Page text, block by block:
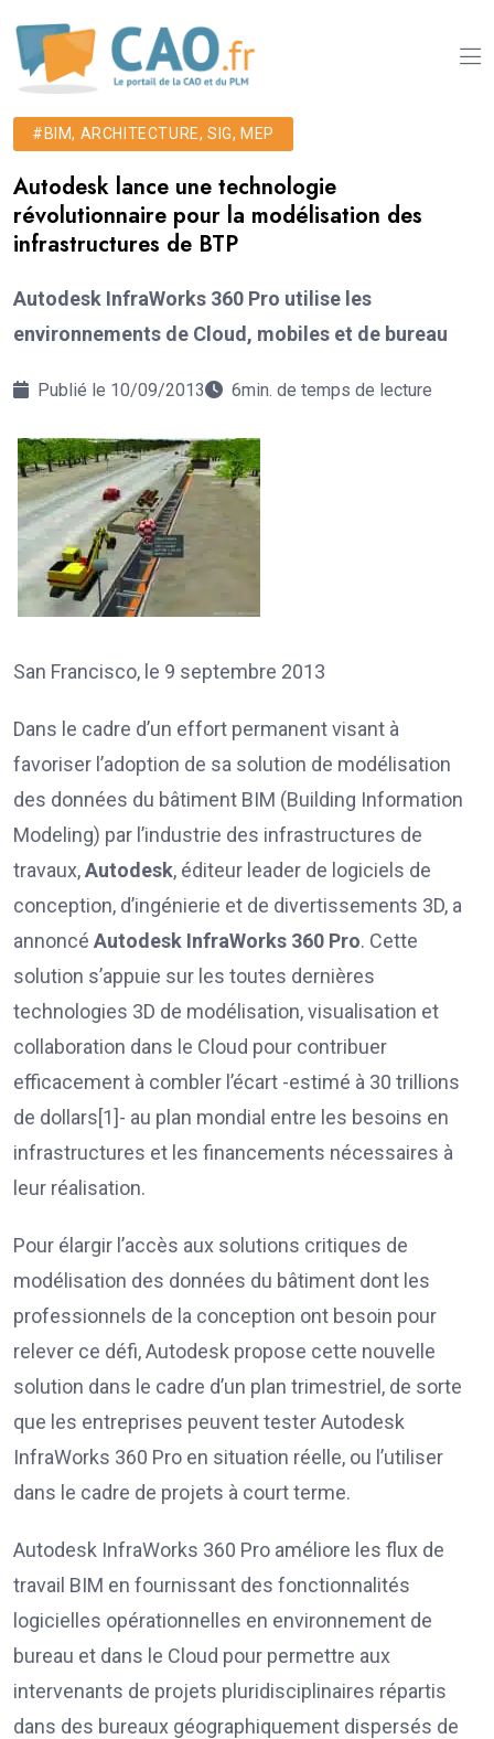
#BIM, ARCHITECTURE, SIG, MEP
Autodesk lance une technologie
révolutionnaire pour la modélisation des
infrastructures de BTP
Autodesk InfraWorks 360 Pro utilise les
environnements de Cloud, mobiles et de bureau
Publié le 10/09/2013 6min. de temps de lecture
San Francisco, le 9 septembre 2013
Dans le cadre d’un effort permanent visant à
favoriser l’adoption de sa solution de modélisation
des données du bâtiment BIM (Building Information
Modeling) par l’industrie des infrastructures de
travaux,Autodesk, éditeur leader de logiciels de
conception, d’ingénierie et de divertissements 3D, a
annoncé Autodesk InfraWorks 360 Pro. Cette
solution s’appuie sur les toutes dernières
technologies 3D de modélisation, visualisation et
collaboration dans le Cloud pour contribuer
efficacement à combler l’écart -estimé à 30 trillions
de dollars[1]- au plan mondial entre les besoins en
infrastructures et les financements nécessaires à
leur réalisation.
Pour élargir l’accès aux solutions critiques de
modélisation des données du bâtiment dont les
professionnels de la conception ont besoin pour
relever ce défi, Autodesk propose cette nouvelle
solution dans le cadre d’un plan trimestriel, de sorte
que les entreprises peuvent tester Autodesk
InfraWorks 360 Pro en situation réelle, ou l’utiliser
dans le cadre de projets à court terme.
Autodesk InfraWorks 360 Pro améliore les flux de
travail BIM en fournissant des fonctionnalités
logicielles opérationnelles en environnement de
bureau et dans le Cloud pour permettre aux
intervenants de projets pluridisciplinaires répartis
dans des bureaux géographiquement dispersés de